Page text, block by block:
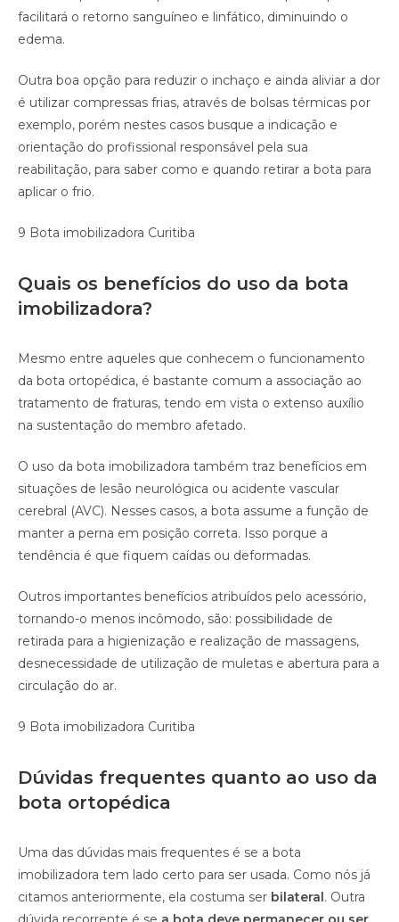
facilitará o retorno sanguíneo e linfático, diminuindo o
edema.
Outra boa opção para reduzir o inchaço e ainda aliviar a dor
é utilizar compressas frias, através de bolsas térmicas por
exemplo, porém nestes casos busque a indicação e
orientação do profissional responsável pela sua
reabilitação, para saber como e quando retirar a bota para
aplicar o frio.
9 Bota imobilizadora Curitiba
Quais os benefícios do uso da bota
imobilizadora?
Mesmo entre aqueles que conhecem o funcionamento
da bota ortopédica, é bastante comum a associação ao
tratamento de fraturas, tendo em vista o extenso auxílio
na sustentação do membro afetado.
O uso da bota imobilizadora também traz benefícios em
situações de lesão neurológica ou acidente vascular
cerebral (AVC). Nesses casos, a bota assume a função de
manter a perna em posição correta. Isso porque a
tendência é que fiquem caídas ou deformadas.
Outros importantes benefícios atribuídos pelo acessório,
tornando-o menos incômodo, são: possibilidade de
retirada para a higienização e realização de massagens,
desnecessidade de utilização de muletas e abertura para a
circulação do ar.
9 Bota imobilizadora Curitiba
Dúvidas frequentes quanto ao uso da
bota ortopédica
Uma das dúvidas mais frequentes é se a bota
imobilizadora tem lado certo para ser usada. Como nós já
citamos anteriormente, ela costuma ser bilateral. Outra